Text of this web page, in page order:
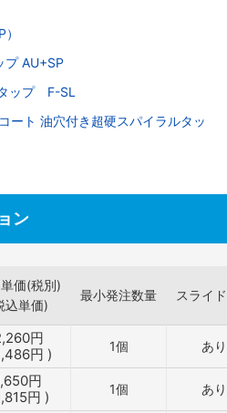
プ AU+SP
ップ F-SL
ート 油穴付き超硬スパイラルタッ
ン
価(税別)
込単価)
最小発注数量 スライ
円
円 ) 1個 あり
円
円 ) 1個 あり